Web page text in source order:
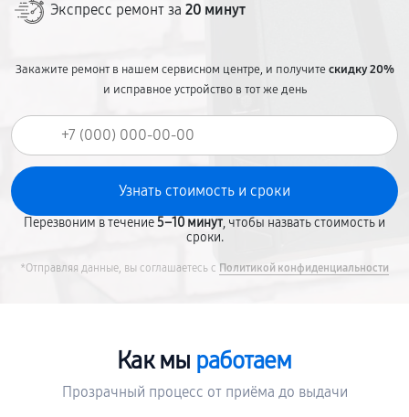
Экспресс ремонт за 20 минут
Закажите ремонт в нашем сервисном центре, и получитескидку 20%
и исправное устройство в тот же день
Перезвоним в течение5–10 минут, чтобы назвать стоимость и
сроки.
*Отправляя данные, вы соглашаетесь с Политикой конфиденциальности
Как мы работаем
Прозрачный процесс от приёма до выдачи